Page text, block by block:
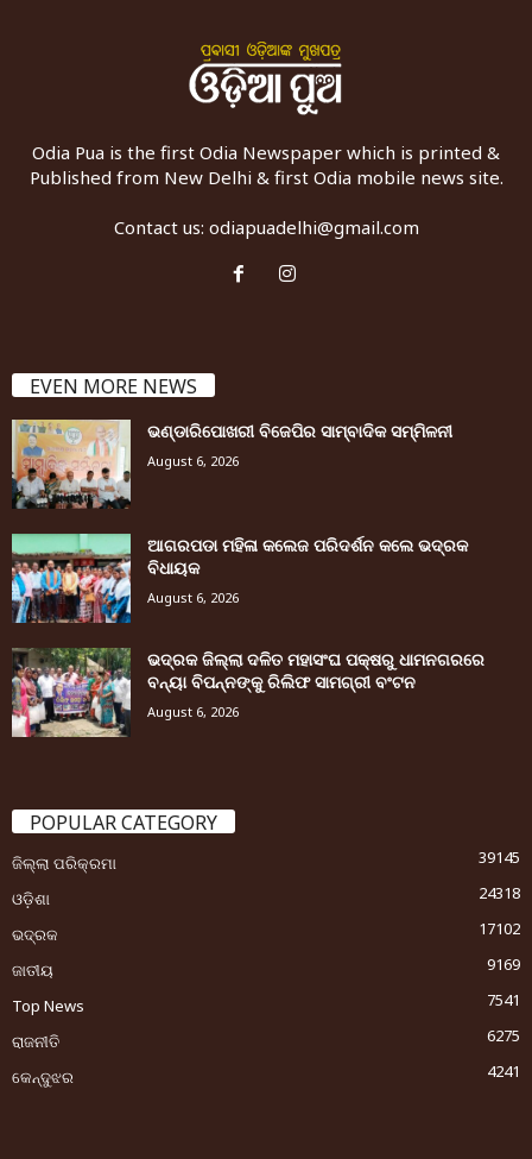
Odia Pua is the first Odia Newspaper which is printed &
Published from New Delhi & first Odia mobile news site.
Contact us: odiapuadelhi@gmail.com
EVEN MORE NEWS
ଭଣ୍ଡାରିପୋଖରୀ ବିଜେପିର ସାମ୍ବାଦିକ ସମ୍ମିଳନୀ
August 6, 2026
ଆଗରପଡା ମହିଳା କଲେଜ ପରିଦର୍ଶନ କଲେ ଭଦ୍ରକ
ବିଧାୟକ
August 6, 2026
ଭଦ୍ରକ ଜିଲ୍ଲା ଦଳିତ ମହାସଂଘ ପକ୍ଷରୁ ଧାମନଗରରେ
ବନ୍ୟା ବିପନ୍ନଙ୍କୁ ରିଲିଫ ସାମଗ୍ରୀ ବଂଟନ
August 6, 2026
POPULAR CATEGORY
ଜିଲ୍ଲା ପରିକ୍ରମା
39145
ଓଡ଼ିଶା
24318
ଭଦ୍ରକ
17102
ଜାତୀୟ
9169
Top News
7541
ରାଜନୀତି
6275
କେନ୍ଦୁଝର
4241